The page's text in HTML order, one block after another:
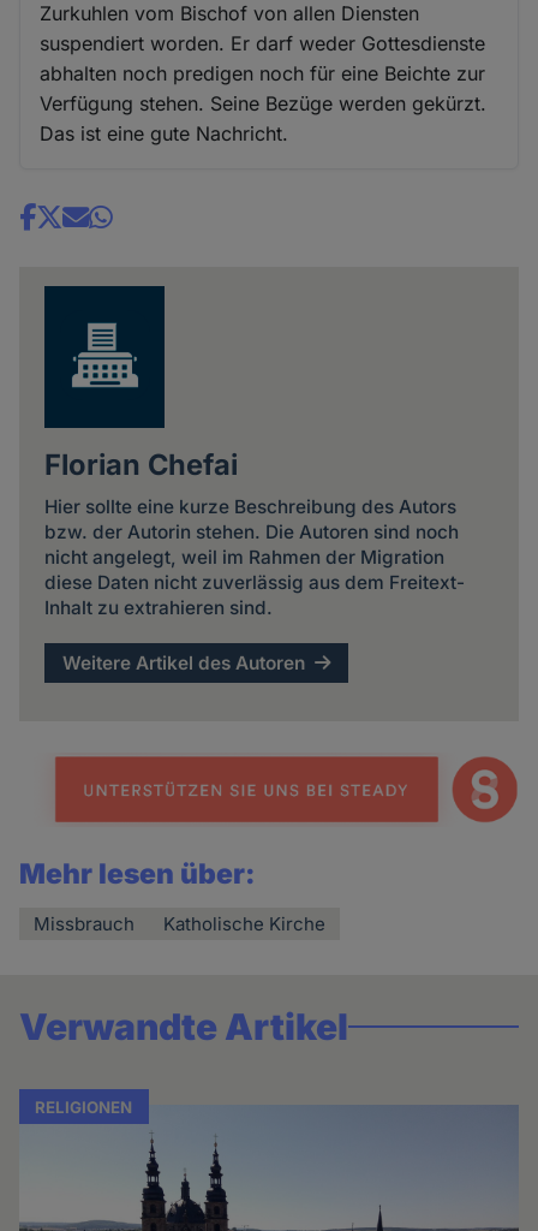
Zurkuhlen vom Bischof von allen Diensten
suspendiert worden. Er darf weder Gottesdienste
abhalten noch predigen noch für eine Beichte zur
Verfügung stehen. Seine Bezüge werden gekürzt.
Das ist eine gute Nachricht.
Share
Florian Chefai
Hier sollte eine kurze Beschreibung des Autors
bzw. der Autorin stehen. Die Autoren sind noch
nicht angelegt, weil im Rahmen der Migration
diese Daten nicht zuverlässig aus dem Freitext-
Inhalt zu extrahieren sind.
Weitere Artikel des Autoren
Mehr lesen über:
Missbrauch Katholische Kirche
Verwandte Artikel
RELIGIONEN